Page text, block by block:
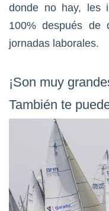
donde no hay, les
100% después de
jornadas laborales.
¡Son muy
También te